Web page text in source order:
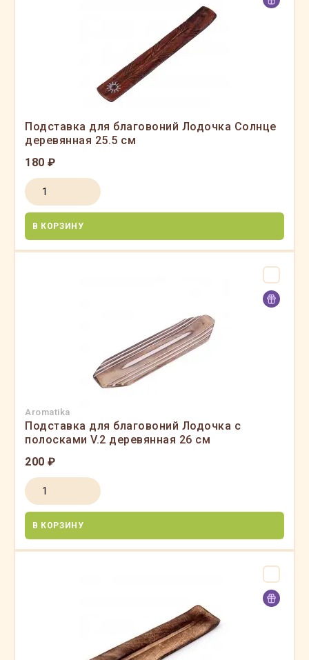
Подставка для благовоний Лодочка Солнце
деревянная 25.5 см
180 ₽
В КОРЗИНУ
Aromatika
Подставка для благовоний Лодочка с
полосками V.2 деревянная 26 см
200 ₽
В КОРЗИНУ